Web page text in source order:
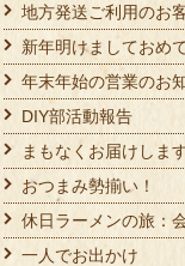
地方発送ご利用のお
新年明けましておめ
年末年始の営業のお
DIY部活動報告
まもなくお届けしま
おつまみ勢揃い！
休日ラーメンの旅：
一人でお出かけ